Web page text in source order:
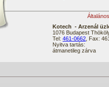
Kotech - Arzenál
1076 Budapest
Tel: 461-0662 , Fax:
Nyitva tartás:
átmanetileg zárva